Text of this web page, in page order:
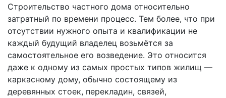
Строительство частного дома относительно
затратный по времени процесс. Тем более, что при
отсутствии нужного опыта и квалификации не
каждый будущий владелец возьмётся за
самостоятельное его возведение. Это относится
даже к одному из самых простых типов жилищ —
каркасному дому, обычно состоящему из
деревянных стоек, перекладин, связей,